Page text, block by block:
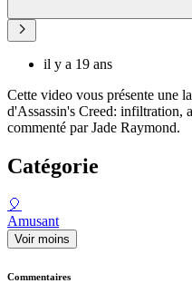
il y a 19 ans
Cette video vous présente une
d'Assassin's Creed: infiltration,
commenté par Jade Raymond.
Catégorie
🎈
Amusant
Voir moins
Commentaires